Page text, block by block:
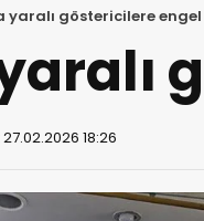
yaralı göstericilere engel
27.02.2026 18:26